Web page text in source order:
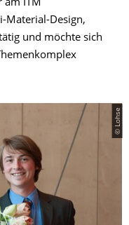
am ITM
Material-Design,
und möchte sich
© Lohse